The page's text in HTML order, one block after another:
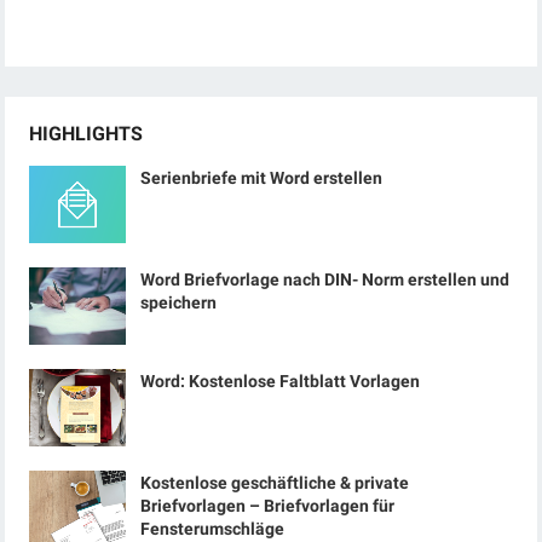
HIGHLIGHTS
Serienbriefe mit Word erstellen
Word Briefvorlage nach DIN- Norm erstellen und
speichern
Word: Kostenlose Faltblatt Vorlagen
Kostenlose geschäftliche & private
Briefvorlagen – Briefvorlagen für
Fensterumschläge